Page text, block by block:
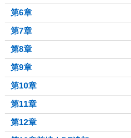
第6章
第7章
第8章
第9章
第10章
第11章
第12章